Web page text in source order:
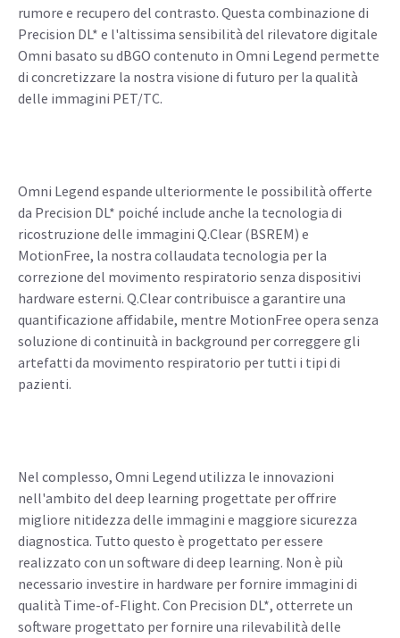
rumore e recupero del contrasto. Questa combinazione di
Precision DL* e l'altissima sensibilità del rilevatore digitale
Omni basato su dBGO contenuto in Omni Legend permette
di concretizzare la nostra visione di futuro per la qualità
delle immagini PET/TC.
Omni Legend espande ulteriormente le possibilità offerte
da Precision DL* poiché include anche la tecnologia di
ricostruzione delle immagini Q.Clear (BSREM) e
MotionFree, la nostra collaudata tecnologia per la
correzione del movimento respiratorio senza dispositivi
hardware esterni. Q.Clear contribuisce a garantire una
quantificazione affidabile, mentre MotionFree opera senza
soluzione di continuità in background per correggere gli
artefatti da movimento respiratorio per tutti i tipi di
pazienti.
Nel complesso, Omni Legend utilizza le innovazioni
nell'ambito del deep learning progettate per offrire
migliore nitidezza delle immagini e maggiore sicurezza
diagnostica. Tutto questo è progettato per essere
realizzato con un software di deep learning. Non è più
necessario investire in hardware per fornire immagini di
qualità Time-of-Flight. Con Precision DL*, otterrete un
software progettato per fornire una rilevabilità delle